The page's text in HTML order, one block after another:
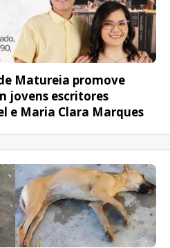
Matureia promove
jovens escritores
e Maria Clara Marques